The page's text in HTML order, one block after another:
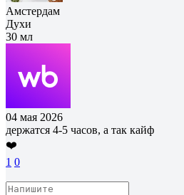
Амстердам
Духи
30 мл
04 мая 2026
держатся 4-5 часов, а так кайф
❤️
1 0